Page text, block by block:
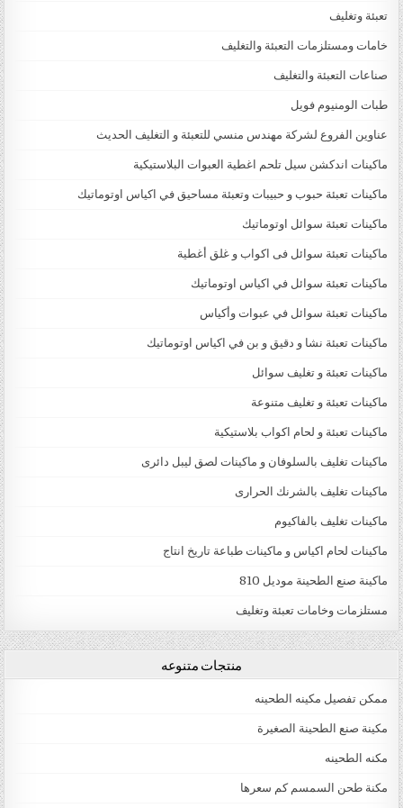
تعبئة وتغليف
خامات ومستلزمات التعبئة والتغليف
صناعات التعبئة والتغليف
طبات الومنيوم فويل
عناوين الفروع لشركة مهندس منسي للتعبئة و التغليف الحديث
ماكينات اندكشن سيل تلحم اغطية العبوات البلاستيكية
ماكينات تعبئة حبوب و حبيبات وتعبئة مساحيق في اكياس اوتوماتيك
ماكينات تعبئة سوائل اوتوماتيك
ماكينات تعبئة سوائل فى اكواب و غلق أغطية
ماكينات تعبئة سوائل في اكياس اوتوماتيك
ماكينات تعبئة سوائل في عبوات وأكياس
ماكينات تعبئة نشا و دقيق و بن في اكياس اوتوماتيك
ماكينات تعبئة و تغليف سوائل
ماكينات تعبئة و تغليف متنوعة
ماكينات تعبئة و لحام اكواب بلاستيكية
ماكينات تغليف بالسلوفان و ماكينات لصق ليبل دائرى
ماكينات تغليف بالشرنك الحرارى
ماكينات تغليف بالفاكيوم
ماكينات لحام اكياس و ماكينات طباعة تاريخ انتاج
ماكينة صنع الطحينة موديل 810
مستلزمات وخامات تعبئة وتغليف
منتجات متنوعه
ممكن تفصيل مكينه الطحينه
مكينة صنع الطحينة الصغيرة
مكنه الطحينه
مكنة طحن السمسم كم سعرها